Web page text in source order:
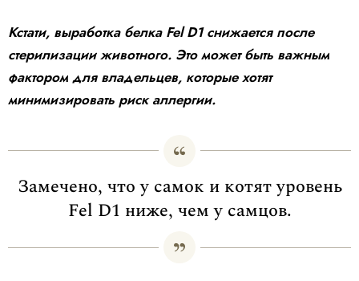
Кстати, выработка белка Fel D1 снижается после
стерилизации животного. Это может быть важным
фактором для владельцев, которые хотят
минимизировать риск аллергии.
Замечено, что у самок и котят уровень
Fel D1 ниже, чем у самцов.